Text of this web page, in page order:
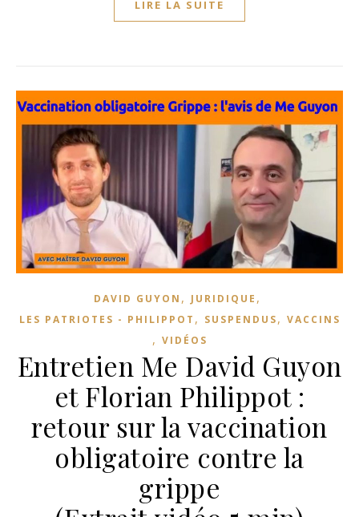
LIRE LA SUITE
DAVID GUYON , JURIDIQUE ,
LES PATRIOTES - PHILIPPOT , SUSPENDUS, VACCINS
, VIDÉOS
Entretien Me David Guyon
et Florian Philippot :
retour sur la vaccination
obligatoire contre la
grippe